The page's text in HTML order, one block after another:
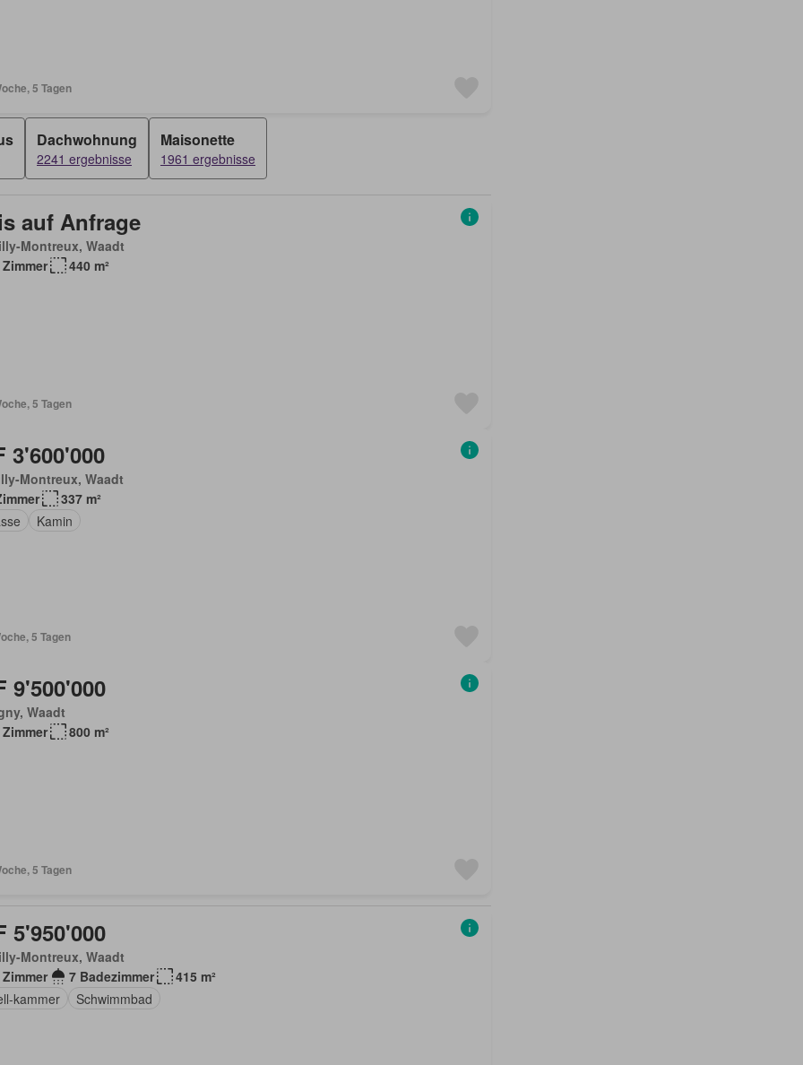
5 Tagen
Dachwohnung
2241 ergebnisse
Maisonette
1961 ergebnisse
auf Anfrage
Montreux, Waadt
Zimmer
440 m²
5 Tagen
3'600'000
Montreux, Waadt
337 m²
Kamin
5 Tagen
9'500'000
Waadt
800 m²
5 Tagen
5'950'000
Montreux, Waadt
Zimmer
7 Badezimmer
415 m²
kammer
Schwimmbad